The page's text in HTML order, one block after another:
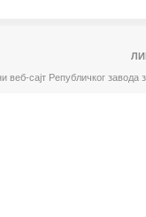
веб-сајт Републичког